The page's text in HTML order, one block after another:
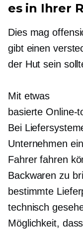
es in Ihrer
Dies mag
gibt einen
der Hut sein
Mit etwas
basierte Online-
Bei
Unternehmen
Fahrer fahren
Backwaren zu
bestimmte
technisch
Möglichkeit,